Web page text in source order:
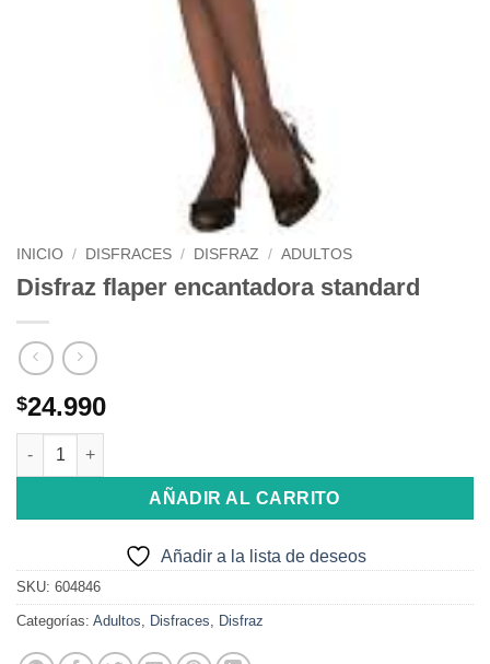
INICIO / DISFRACES / DISFRAZ / ADULTOS
Disfraz flaper encantadora standard
$24.990
Disfraz flaper encantadora standard cantidad
AÑADIR AL CARRITO
Añadir a la lista de deseos
SKU: 604846
Categorías: Adultos Disfraces Disfraz